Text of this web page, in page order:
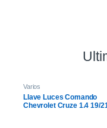
Varios
Llave Luces Comando
Chevrolet Cruze 1.4 19/